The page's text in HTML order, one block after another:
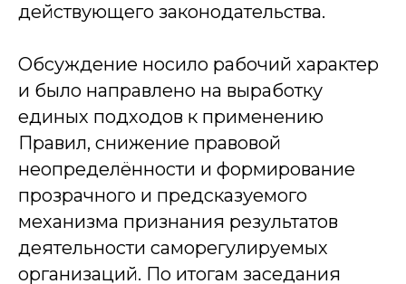
действующего законодательства.
Обсуждение носило рабочий характер
и было направлено на выработку
единых подходов к применению
Правил, снижение правовой
неопределённости и формирование
прозрачного и предсказуемого
механизма признания результатов
деятельности саморегулируемых
организаций. По итогам заседания